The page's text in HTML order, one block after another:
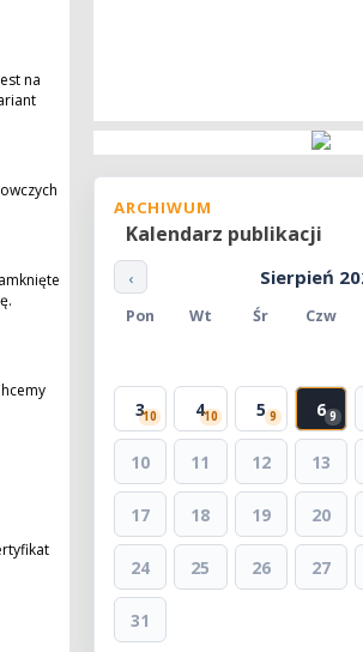
na
ARCHIWUM
Kalendarz publikacji
‹ Sierpień
Pon Wt Śr Czw
310 410 5 9 6 9
10 11 12 13
17 18 19 20
24 25 26 27
31